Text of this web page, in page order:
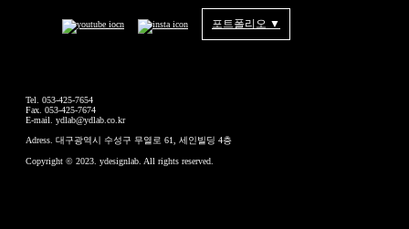
포트폴리오 ▼
Tel. 053-425-7654
Fax. 053-425-7674
E-mail. ydlab@ydlab.co.kr
Adress. 대구광역시 수성구 무열로 61, 세인빌딩 4층
Copyright © 2023. ydesignlab. All rights reserved.